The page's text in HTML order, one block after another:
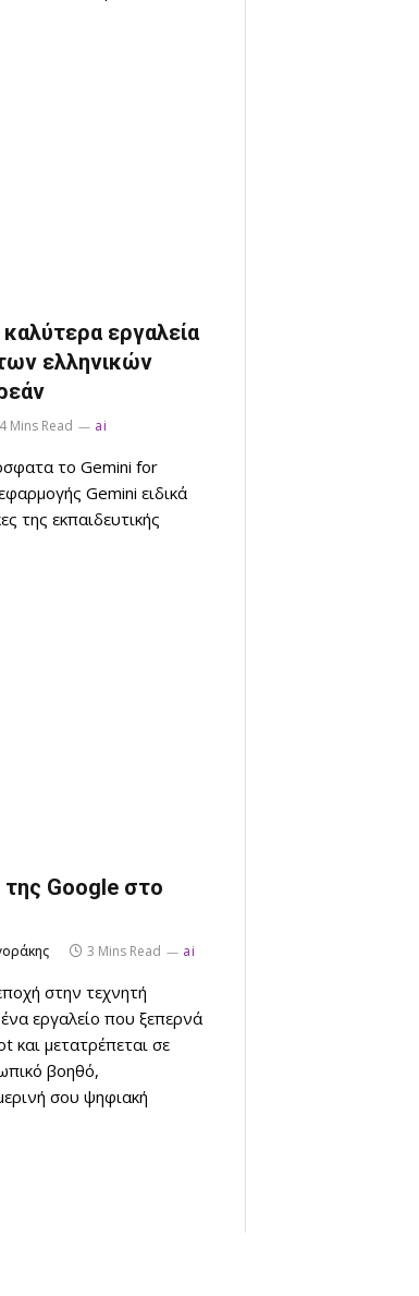
εργαλεία
ελληνικών
4 Mins Read ai
το Gemini for
Gemini ειδικά
της εκπαιδευτικής
Google στο
3 Mins Read ai
στην τεχνητή
εργαλείο που ξεπερνά
και μετατρέπεται σε
βοηθό,
σου ψηφιακή